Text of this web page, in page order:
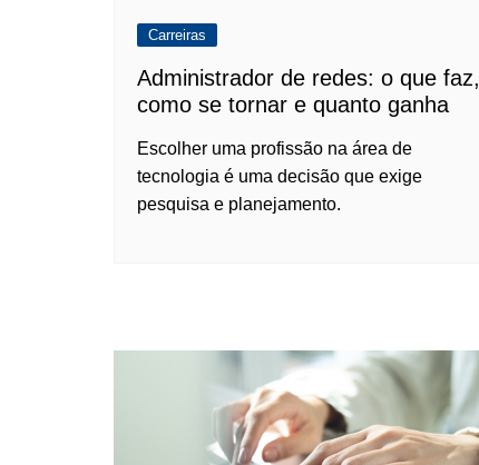
Carreiras
Administrador de redes: o que faz,
como se tornar e quanto ganha
Escolher uma profissão na área de
tecnologia é uma decisão que exige
pesquisa e planejamento.